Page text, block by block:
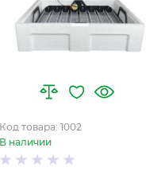
Код товара: 1002
В наличии